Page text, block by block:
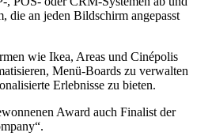
die an jeden Bildschirm angepasst
wie Ikea, Areas und Cinépolis
Menü-Boards zu verwalten
Erlebnisse zu bieten.
Award auch Finalist der